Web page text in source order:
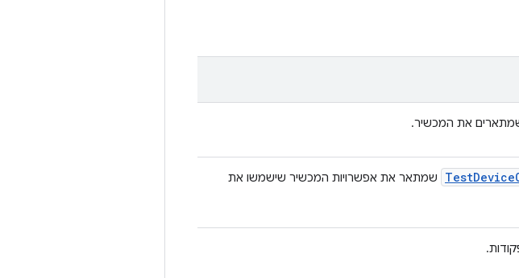
את המכשיר.
TestDevice
שמתאר את אפשרויות המכשיר שישמשו את